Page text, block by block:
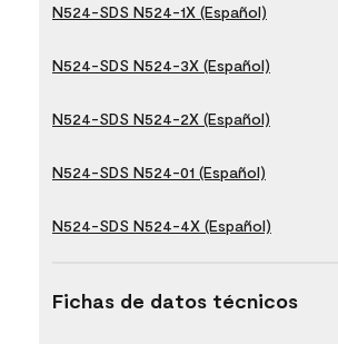
N524-SDS N524-1X (Español)
N524-SDS N524-3X (Español)
N524-SDS N524-2X (Español)
N524-SDS N524-01 (Español)
N524-SDS N524-4X (Español)
Fichas de datos técnicos